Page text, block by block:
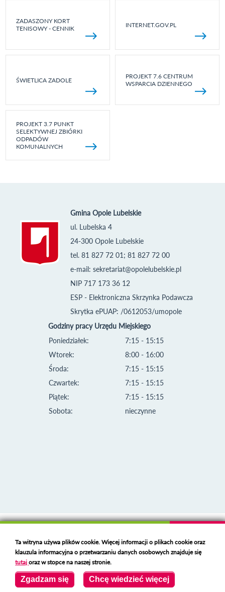
ZADASZONY KORT
TENISOWY - CENNIK
INTERNET.GOV.PL
ŚWIETLICA ZADOLE
PROJEKT 7.6 CENTRUM
WSPARCIA DZIENNEGO
PROJEKT 3.7 PUNKT
SELEKTYWNEJ ZBIÓRKI
ODPADÓW
KOMUNALNYCH
Gmina Opole Lubelskie
ul. Lubelska 4
24-300 Opole Lubelskie
tel. 81 827 72 01; 81 827 72 00
e-mail: sekretariat@opolelubelskie.pl
NIP 717 173 36 12
ESP - Elektroniczna Skrzynka Podawcza
Skrytka ePUAP: /0612053/umopole
Godziny pracy Urzędu Miejskiego
Poniedziałek:
Wtorek:
Środa:
Czwartek:
Piątek:
Sobota:
7:15 - 15:15
8:00 - 16:00
7:15 - 15:15
7:15 - 15:15
7:15 - 15:15
nieczynne
Deklaracja dostępności
Polski serwer RBLhttps://polspam.pl/
Copyright 2023 Urząd Miejski w Opolu Lubelskim
Created byVOBACOM Odnośnik otworzy się w nowym oknie
Ta witryna używa plików cookie. Więcej informacji o plikach cookie oraz
klauzula informacyjna o przetwarzaniu danych osobowych znajduje się
tutajoraz w stopce na naszej stronie.
Zgadzam się Chcę wiedzieć więcej